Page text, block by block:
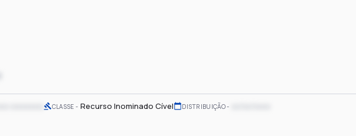
CLASSE Recurso Inominado Cível DISTRIBUIÇÃO